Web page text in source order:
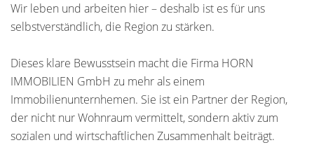
Wir leben und arbeiten hier – deshalb ist es für uns
selbstverständlich, die Region zu stärken.
Dieses klare Bewusstsein macht die Firma HORN
IMMOBILIEN GmbH zu mehr als einem
Immobilienunternhemen. Sie ist ein Partner der Region,
der nicht nur Wohnraum vermittelt, sondern aktiv zum
sozialen und wirtschaftlichen Zusammenhalt beiträgt.